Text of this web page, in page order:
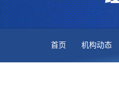
首页 机构动态